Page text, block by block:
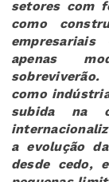
setores com
como
apenas
como
subida na
a evolução
desde cedo,